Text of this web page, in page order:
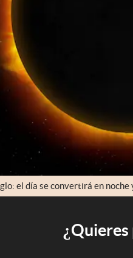
el día se convertirá en